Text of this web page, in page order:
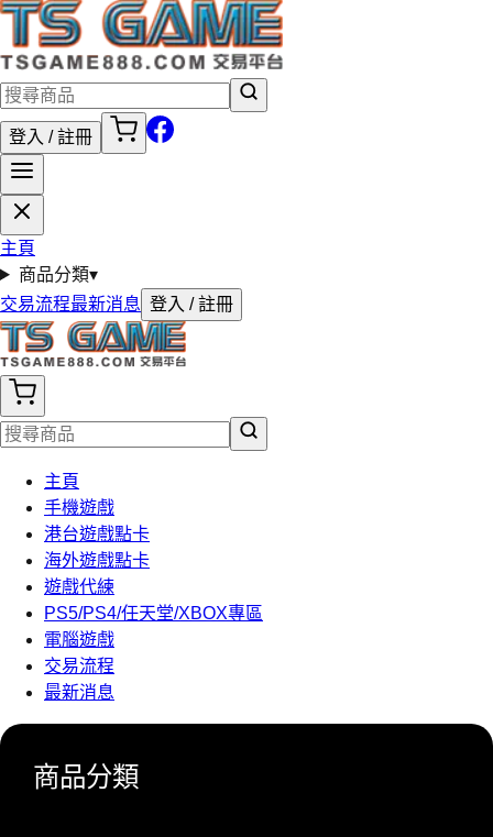
登入 / 註冊
主頁
商品分類▾
交易流程最新消息 登入 / 註冊
主頁
手機遊戲
港台遊戲點卡
海外遊戲點卡
遊戲代練
PS5/PS4/任天堂/XBOX專區
電腦遊戲
交易流程
最新消息
商品分類